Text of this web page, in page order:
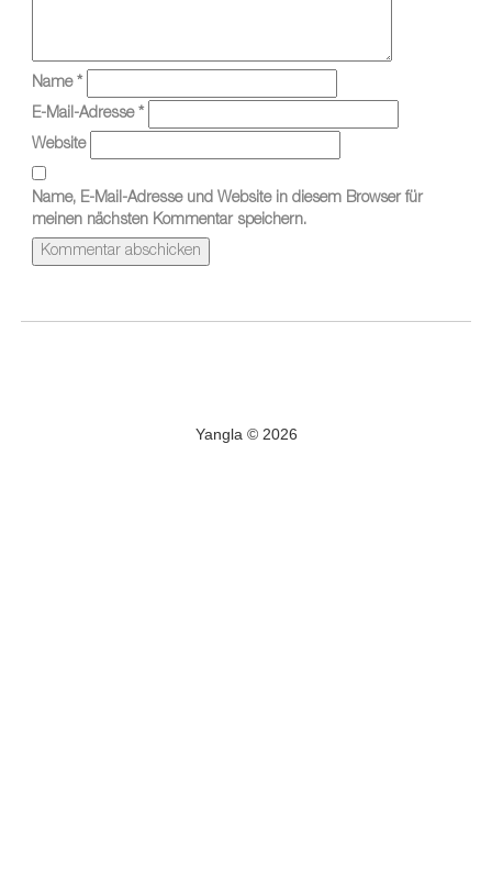
Name *
E-Mail-Adresse *
Website
Name, E-Mail-Adresse und Website in diesem Browser für
meinen nächsten Kommentar speichern.
Yangla © 2026